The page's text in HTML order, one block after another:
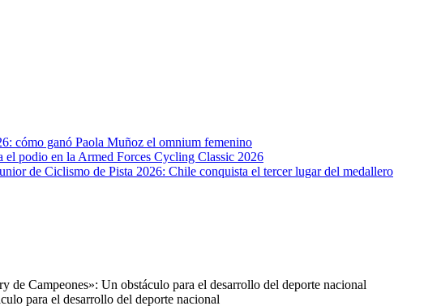
cómo ganó Paola Muñoz el omnium femenino
podio en la Armed Forces Cycling Classic 2026
de Ciclismo de Pista 2026: Chile conquista el tercer lugar del medallero
de Campeones»: Un obstáculo para el desarrollo del deporte nacional